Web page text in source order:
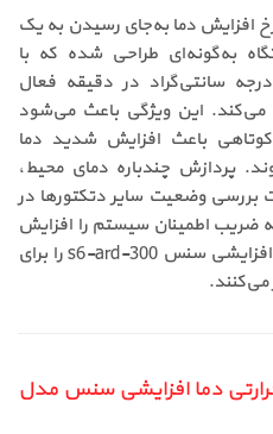
افزایش دما به‌جای رسیدن به یک
به‌گونه‌ای طراحی شده که با
افزایش دما با سرعت حدود 8 درجه سانتی‌گراد در دقیقه فعال
این ویژگی باعث می‌شود
باعث افزایش شدید دما
پردازش چندباره دمای محیط،
بررسی وضعیت سایر دتکتورها در
ضریب اطمینان سیستم را افزایش
داده و فروش دتکتور حرارتی دما افزایشی سنس s6-ard-300 را برای
می‌کنند.
دما افزایشی سنس مدل